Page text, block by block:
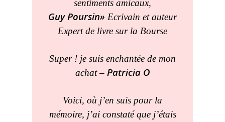
sentiments amicaux,
Guy Poursin» Ecrivain et auteur
Expert de livre sur la Bourse
Super ! je suis enchantée de mon
achat – Patricia O
Voici, où j’en suis pour la
mémoire, j’ai constaté que j’étais